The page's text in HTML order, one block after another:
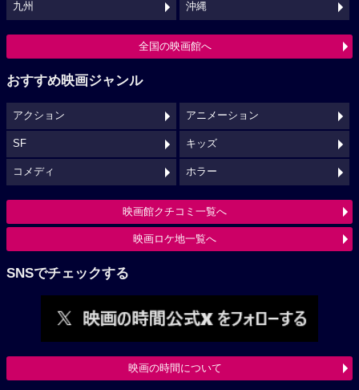
九州 沖縄
全国の映画館へ
おすすめ映画ジャンル
アクション アニメーション
SF キッズ
コメディ ホラー
映画館クチコミ一覧へ
映画ロケ地一覧へ
SNSでチェックする
映画の時間について